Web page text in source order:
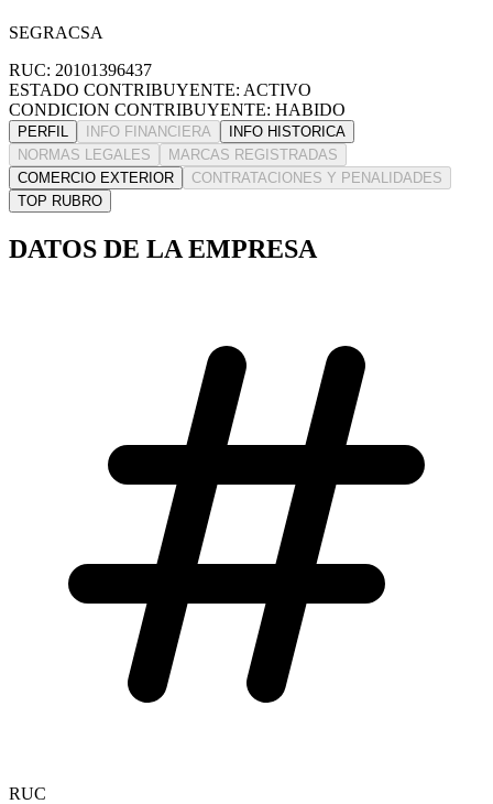
SEGRACSA
RUC: 20101396437
ESTADO CONTRIBUYENTE: ACTIVO
CONDICION CONTRIBUYENTE: HABIDO
PERFIL INFO FINANCIERA
INFO HISTORICA
NORMAS LEGALES
MARCAS REGISTRADAS
COMERCIO EXTERIOR
CONTRATACIONES Y PENALIDADES
TOP RUBRO
DATOS DE LA EMPRESA
RUC